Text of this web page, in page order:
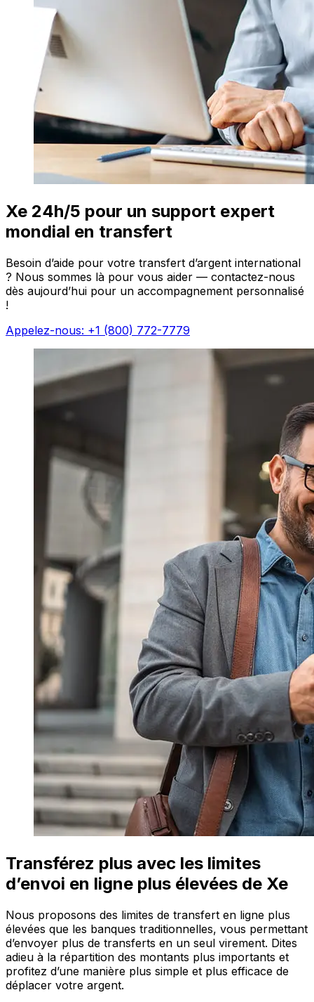
Xe 24h/5 pour un support expert
mondial en transfert
Besoin d’aide pour votre transfert d’argent international
? Nous sommes là pour vous aider — contactez-nous
dès aujourd’hui pour un accompagnement personnalisé
!
Appelez-nous: +1 (800) 772-7779
Transférez plus avec les limites
d’envoi en ligne plus élevées de Xe
Nous proposons des limites de transfert en ligne plus
élevées que les banques traditionnelles, vous permettant
d’envoyer plus de transferts en un seul virement. Dites
adieu à la répartition des montants plus importants et
profitez d’une manière plus simple et plus efficace de
déplacer votre argent.